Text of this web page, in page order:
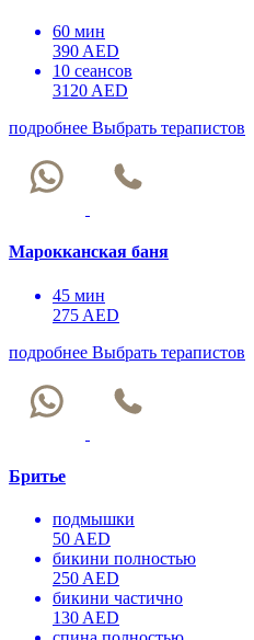
60 мин
390 AED
10 сеансов
3120 AED
подробнее Выбрать терапистов
Марокканская баня
45 мин
275 AED
подробнее Выбрать терапистов
Бритье
подмышки
50 AED
бикини полностью
250 AED
бикини частично
130 AED